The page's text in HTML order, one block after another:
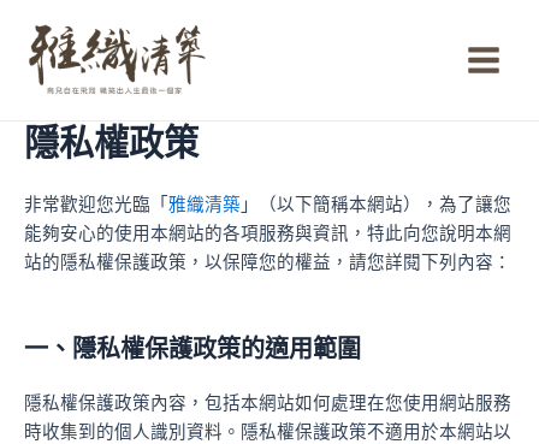
Menu
隱私權政策
非常歡迎您光臨「 雅織清築 」（以下簡稱本網站），為了讓您
能夠安心的使用本網站的各項服務與資訊，特此向您說明本網
站的隱私權保護政策，以保障您的權益，請您詳閱下列內容：
一、隱私權保護政策的適用範圍
隱私權保護政策內容，包括本網站如何處理在您使用網站服務
時收集到的個人識別資料。隱私權保護政策不適用於本網站以